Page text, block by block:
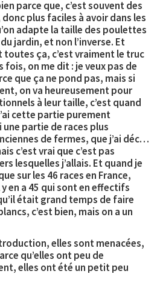
parce que, c’est souvent des
plus faciles à avoir dans les
adapte la taille des poulettes
jardin, et non l’inverse. Et
ça, c’est vraiment le truc
fois, on me dit : je veux pas de
que ça ne pond pas, mais si
on va heureusement pour
à leur taille, c’est quand
cette partie purement
une partie de races plus
de fermes, que j’ai déc…
c’est vrai que c’est pas
lesquelles j’allais. Et quand je
sur les 46 races en France,
en a 45 qui sont en effectifs
était grand temps de faire
c’est bien, mais on a un
elles sont menacées,
qu’elles ont peu de
elles ont été un petit peu